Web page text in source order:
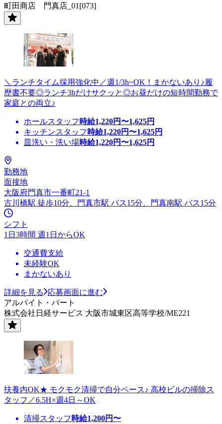
町田商店 門真店_01[073]
＼ランチタイム採用強化中／週1/3h~OK！まかないあり♪履
歴書不要◎ランチ3hだけサクッと◎お昼だけの短時間勤務で
家庭との両立♪
ホールスタッフ 時給1,220円〜1,625円
キッチンスタッフ 時給1,220円〜1,625円
皿洗い・洗い場時給1,220円〜1,625円
勤務地
面接地
大阪府門真市一番町21-1
古川橋駅 徒歩10分、門真市駅 バス15分、門真南駅 バス15分
シフト
1日3時間 週1日からOK
交通費支給
未経験OK
まかないあり
詳細を見る
応募画面に進む
アルバイト・パート
株式会社日経サービス 大阪市城東区高等学校/ME221
扶養内OK★ モクモク清掃で自分ペース♪ 高校ビルの掃除ス
タッフ／6.5H×週4日～OK
清掃スタッフ 時給1,200円〜